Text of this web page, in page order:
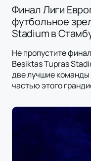
Финал Лиги
футбольное
Stadium в
Не пропустите
Besiktas Tupras
две лучшие команды
частью этого